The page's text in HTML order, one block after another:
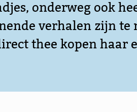
onderweg ook
verhalen zijn
thee kopen haar